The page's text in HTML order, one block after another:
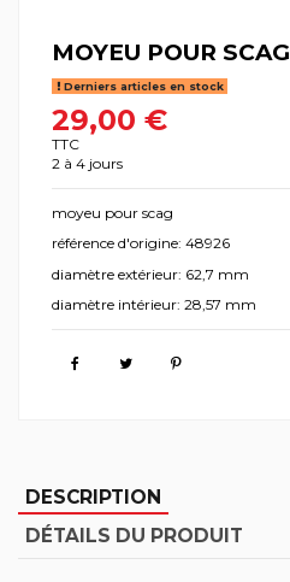
MOYEU POUR SCAG
Derniers articles en stock
29,00 €
TTC
2 à 4 jours
moyeu pour scag
référence d'origine: 48926
diamètre extérieur: 62,7 mm
diamètre intérieur: 28,57 mm
DESCRIPTION
DÉTAILS DU PRODUIT